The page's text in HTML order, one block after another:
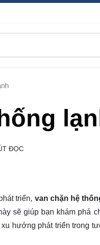
ĐỌC
triển, van chặn hệ
sẽ giúp bạn khám phá
hướng phát triển trong